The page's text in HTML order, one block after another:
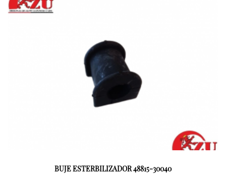
BUJE ESTERBILIZADOR 48815-30040